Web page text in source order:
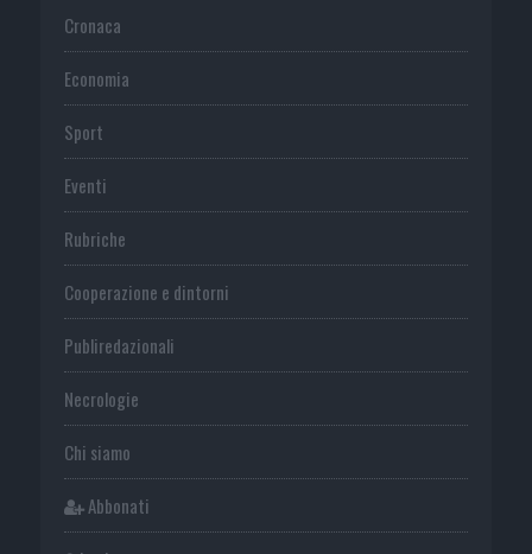
Cronaca
Economia
Sport
Eventi
Rubriche
Cooperazione e dintorni
Publiredazionali
Necrologie
Chi siamo
Abbonati